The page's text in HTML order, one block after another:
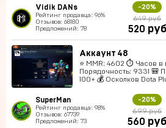
Vidik DANs
Рейтинг продавца: 96%
Отзывов: 68180
Предложений: 78
-20%
649 руб
520 руб
Аккаунт 48
⭐️ MMR: 4602 ⏱ Часов в
Порядочность: 9331 🎒
100+ 💰 Осколков Dota
SuperMan
Рейтинг продавца: 98%
Отзывов: 67739
Предложений: 73
-20%
699 руб
560 руб